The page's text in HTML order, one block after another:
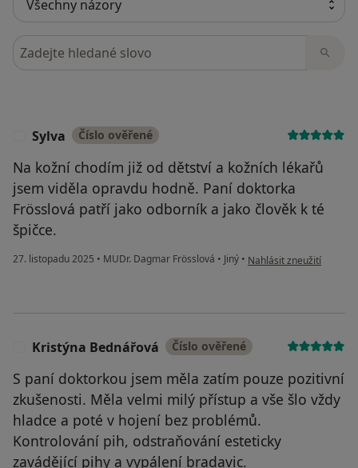
Hledejte v názorech
Sylva Číslo ověřené
Na kožní chodím již od dětství a kožních lékařů
jsem viděla opravdu hodně. Paní doktorka
Frösslová patří jako odborník a jako člověk k té
špičce.
27. listopadu 2025 • MUDr. Dagmar Frösslová • Jiný • podle názoru uživatele
Nahlásit zneužití
Kristýna Bednářová Číslo ověřené
S paní doktorkou jsem měla zatím pouze pozitivní
zkušenosti. Měla velmi milý přístup a vše šlo vždy
hladce a poté v hojení bez problémů.
Kontrolování pih, odstraňování esteticky
zavádějící pihy a vypálení bradavic.